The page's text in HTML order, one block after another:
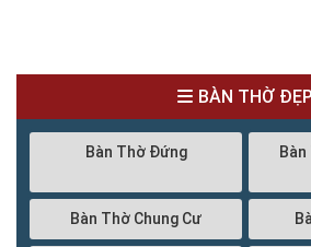
BÀN THỜ ĐẸP
Bàn Thờ Đứng
Bàn Thờ Chung Cư